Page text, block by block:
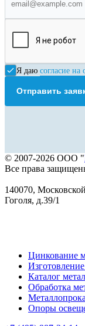
Я даю согласие
Отправить
© 2007-2026 ООО "
Все права
140070,
Гоголя, д.39/1
Цинкование
Каталог
Обработка
Опоры